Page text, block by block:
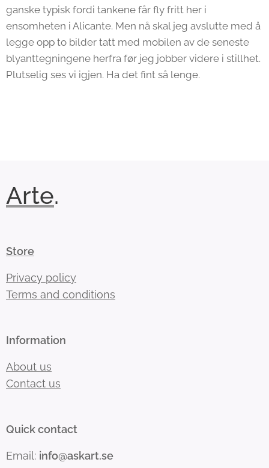
ganske typisk fordi tankene får fly fritt her i
ensomheten i Alicante. Men nå skal jeg avslutte med å
legge opp to bilder tatt med mobilen av de seneste
blyanttegningene herfra før jeg jobber videre i stillhet.
Plutselig ses vi igjen. Ha det fint så lenge.
Arte.
Store
Privacy policy
Terms and conditions
Information
About us
Contact us
Quick contact
Email: info@askart.se